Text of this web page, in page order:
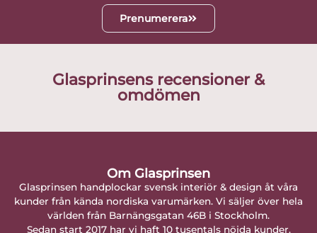
Prenumerera
Glasprinsens recensioner &
omdömen
Om Glasprinsen
Glasprinsen handplockar svensk interiör & design åt våra
kunder från kända nordiska varumärken. Vi säljer över hela
världen från Barnängsgatan 46B i Stockholm.
Sedan start 2017 har vi haft 10 tusentals nöjda kunder.